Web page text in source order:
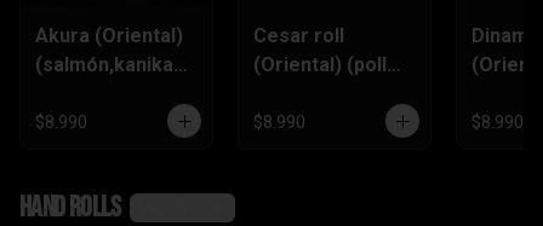
Akura (Oriental)
(salmón,kanikam
e)
$8.990
Cesar roll
(Oriental) (pollo
crema,ciboulette
$8.990
,queso
$8.990
Hand rolls